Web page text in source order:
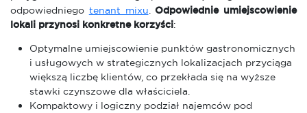
odpowiedniego tenant mixu.Odpowiednie umiejscowienie
lokali przynosi konkretne korzyści:
Optymalne umiejscowienie punktów gastronomicznych
i usługowych w strategicznych lokalizacjach przyciąga
większą liczbę klientów, co przekłada się na wyższe
stawki czynszowe dla właściciela.
Kompaktowy i logiczny podział najemców pod